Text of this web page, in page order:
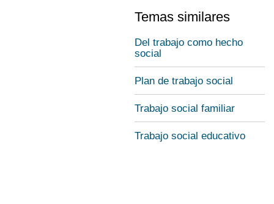
Temas similares
Del trabajo como hecho
social
Plan de trabajo social
Trabajo social familiar
Trabajo social educativo